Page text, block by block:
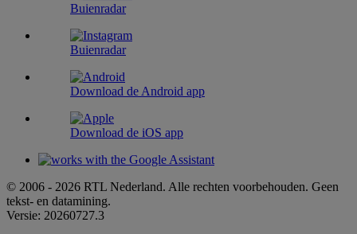
Buienradar
Buienradar
Download de Android app
Download de iOS app
© 2006 - 2026 RTL Nederland. Alle rechten voorbehouden. Geen
tekst- en datamining.
Versie: 20260727.3